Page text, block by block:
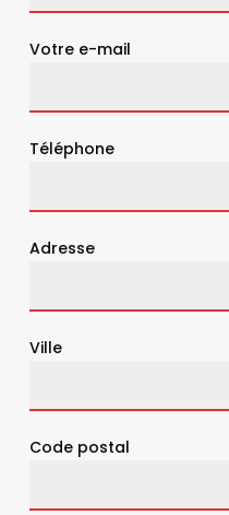
Votre e-mail
Téléphone
Adresse
Ville
Code postal